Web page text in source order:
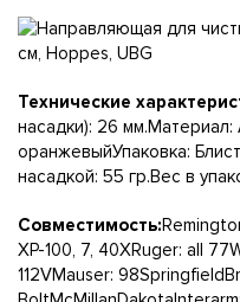
Технические
насадки): 26
оранжевыйУпаковка:
насадкой: 55 гр.Вес в
Совместимость:
XP-100, 7, 40ХRuger: all
112VMauser: